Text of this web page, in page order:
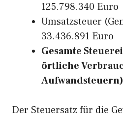
125.798.340 Euro
Umsatzsteuer
33.436.891 Euro
Gesamte
örtliche
Der Steuersatz für die